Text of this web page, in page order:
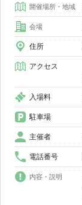
開催場所・地域
会場
住所
アクセス
入場料
駐車場
主催者
電話番号
内容・説明